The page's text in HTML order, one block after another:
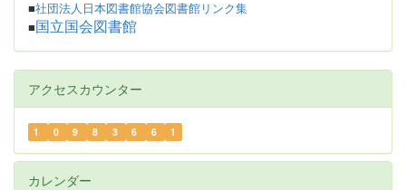
■社団法人日本図書館協会図書館リンク集
■ 国立国会図書館
アクセスカウンター
1 0 9 8 3 6 6 1
カレンダー